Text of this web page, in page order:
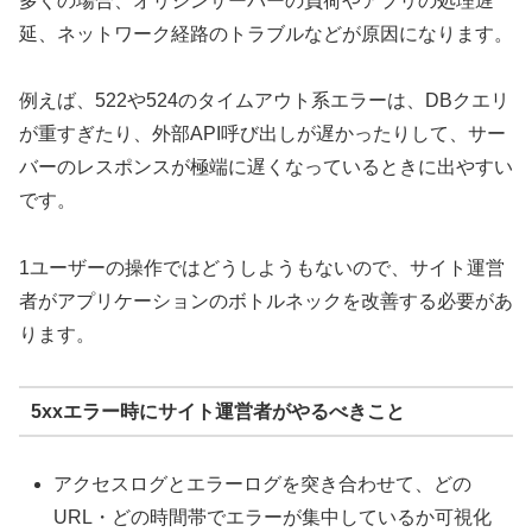
延、ネットワーク経路のトラブルなどが原因になります。
例えば、522や524のタイムアウト系エラーは、DBクエリ
が重すぎたり、外部API呼び出しが遅かったりして、サー
バーのレスポンスが極端に遅くなっているときに出やすい
です。
1ユーザーの操作ではどうしようもないので、サイト運営
者がアプリケーションのボトルネックを改善する必要があ
ります。
5xxエラー時にサイト運営者がやるべきこと
アクセスログとエラーログを突き合わせて、どの
URL・どの時間帯でエラーが集中しているか可視化